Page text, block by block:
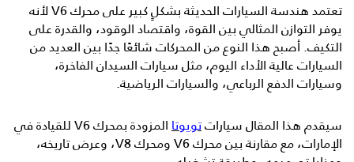
تعتمد هندسة السيارات الحديثة بشكلٍ كبير على محرك V6 لأنه
يوفر التوازن المثالي بين القوة، واقتصاد الوقود، والقدرة على
التكيف. أصبح هذا النوع من المحركات شائعًا جدًا بين العديد من
السيارات عالية الأداء اليوم، مثل سيارات السيدان الفاخرة،
وسيارات الدفع الرباعي، والسيارات الرياضية.
سيقدم هذا المقال سياراتتويوتا
المزودة بمحرك V6 للقيادة في
الإمارات، مع مقارنة بين محرك V6 ومحرك V8، وعرض تاريخه،